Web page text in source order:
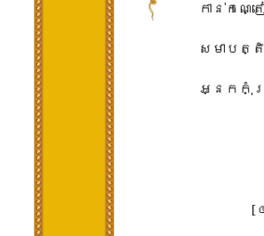
កាន់​ក​ណ្
សមាបត្
អ្នក​កុំ​ប្
[​